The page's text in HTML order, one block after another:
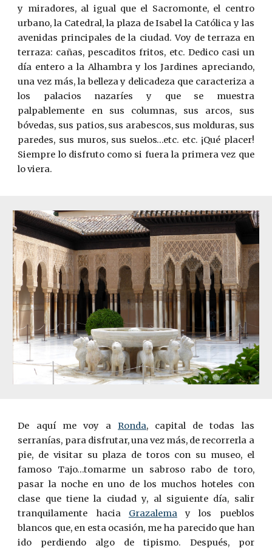
y miradores, al igual que el Sacromonte, el centro
urbano, la Catedral, la plaza de Isabel la Católica y las
avenidas principales de la ciudad. Voy de terraza en
terraza: cañas, pescaditos fritos, etc. Dedico casi un
día entero a la Alhambra y los Jardines apreciando,
una vez más, la belleza y delicadeza que caracteriza a
los palacios nazaríes y que se muestra
palpablemente en sus columnas, sus arcos, sus
bóvedas, sus patios, sus arabescos, sus molduras, sus
paredes, sus muros, sus suelos…etc. etc. ¡Qué placer!
Siempre lo disfruto como si fuera la primera vez que
lo viera.
De aquí me voy aRonda, capital de todas las
serranías, para disfrutar, una vez más, de recorrerla a
pie, de visitar su plaza de toros con su museo, el
famoso Tajo…tomarme un sabroso rabo de toro,
pasar la noche en uno de los muchos hoteles con
clase que tiene la ciudad y, al siguiente día, salir
tranquilamente hacia Grazalemay los pueblos
blancos que, en esta ocasión, me ha parecido que han
ido perdiendo algo de tipismo. Después, por